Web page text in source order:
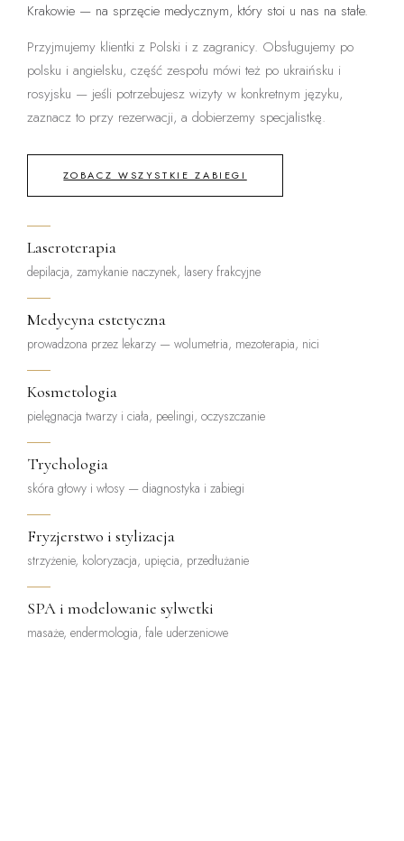
Krakowie — na sprzęcie medycznym, który stoi u nas na stałe.
Przyjmujemy klientki z Polski i z zagranicy. Obsługujemy po
polsku i angielsku, część zespołu mówi też po ukraińsku i
rosyjsku — jeśli potrzebujesz wizyty w konkretnym języku,
zaznacz to przy rezerwacji, a dobierzemy specjalistkę.
ZOBACZ WSZYSTKIE ZABIEGI
Laseroterapia
depilacja, zamykanie naczynek, lasery frakcyjne
Medycyna estetyczna
prowadzona przez lekarzy — wolumetria, mezoterapia, nici
Kosmetologia
pielęgnacja twarzy i ciała, peelingi, oczyszczanie
Trychologia
skóra głowy i włosy — diagnostyka i zabiegi
Fryzjerstwo i stylizacja
strzyżenie, koloryzacja, upięcia, przedłużanie
SPA i modelowanie sylwetki
masaże, endermologia, fale uderzeniowe